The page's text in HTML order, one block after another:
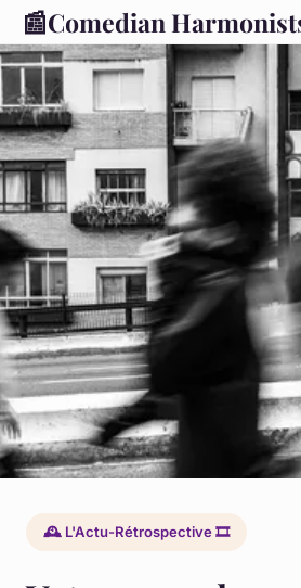
📰Comedian
🕰️ L'Actu-Rétrospective 🎞️